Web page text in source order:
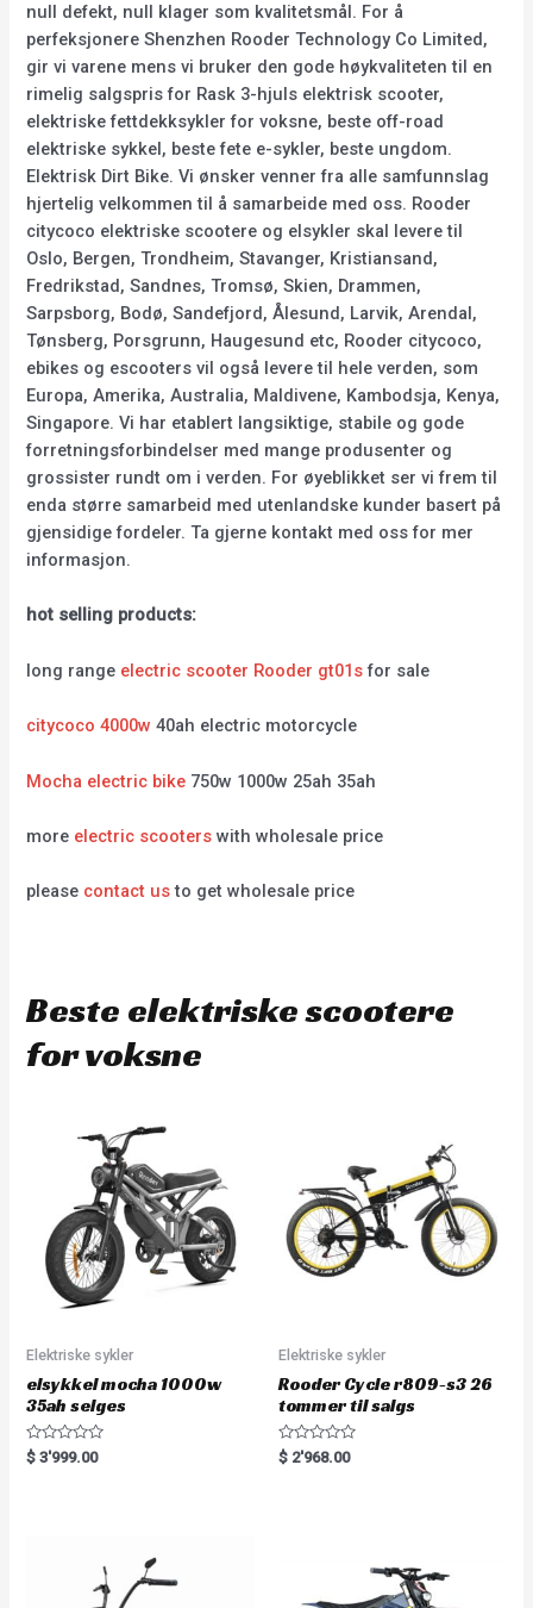
null defekt, null klager som kvalitetsmål. For å
perfeksjonere Shenzhen Rooder Technology Co Limited,
gir vi varene mens vi bruker den gode høykvaliteten til en
rimelig salgspris for Rask 3-hjuls elektrisk scooter,
elektriske fettdekksykler for voksne, beste off-road
elektriske sykkel, beste fete e-sykler, beste ungdom.
Elektrisk Dirt Bike. Vi ønsker venner fra alle samfunnslag
hjertelig velkommen til å samarbeide med oss. Rooder
citycoco elektriske scootere og elsykler skal levere til
Oslo, Bergen, Trondheim, Stavanger, Kristiansand,
Fredrikstad, Sandnes, Tromsø, Skien, Drammen,
Sarpsborg, Bodø, Sandefjord, Ålesund, Larvik, Arendal,
Tønsberg, Porsgrunn, Haugesund etc, Rooder citycoco,
ebikes og escooters vil også levere til hele verden, som
Europa, Amerika, Australia, Maldivene, Kambodsja, Kenya,
Singapore. Vi har etablert langsiktige, stabile og gode
forretningsforbindelser med mange produsenter og
grossister rundt om i verden. For øyeblikket ser vi frem til
enda større samarbeid med utenlandske kunder basert på
gjensidige fordeler. Ta gjerne kontakt med oss for mer
informasjon.
hot selling products:
long range electric scooter Rooder gt01sfor sale
citycoco 4000w 40ah electric motorcycle
Mocha electric bike 750w 1000w 25ah 35ah
more electric scooters with wholesale price
please contact usto get wholesale price
Beste elektriske scootere
for voksne
Elektriske sykler
elsykkel mocha 1000w
35ah selges
R
a
$ 3'999.00
Elektriske sykler
Rooder Cycle r809-s3 26
tommer til salgs
R
a
$ 2'968.00